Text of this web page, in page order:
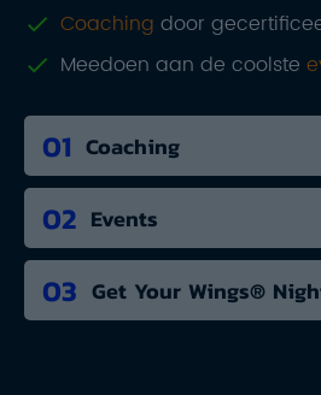
Coaching door
Meedoen aan de coolste
01 Coaching
02 Events
03 Get Your Wings®